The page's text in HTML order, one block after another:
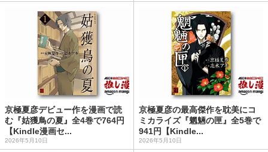
京極夏彦デビュー作を漫画で読
む『姑獲鳥の夏』全4巻で764円
【Kindle漫画セ...
2026年5月10日
京極夏彦の最高傑作を耽美にコ
ミカライズ『魍魎の匣』全5巻で
941円【Kindle...
2026年5月10日